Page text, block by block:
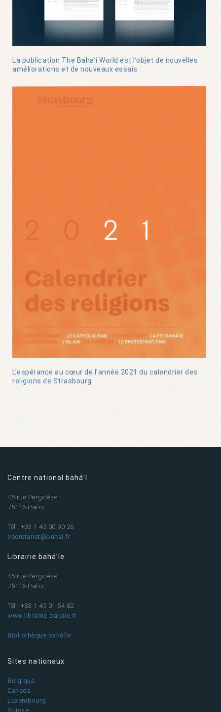
La publication The Baha’i World est l’objet de nouvelles
améliorations et de nouveaux essais
L’espérance au cœur de l’année 2021 du calendrier des
religions de Strasbourg
Centre national bahá’í
45 rue Pergolèse
75116 Paris
Tél : +33 1 45 00 90 26
secretariat@bahai.fr
Librairie bahá’íe
45 rue Pergolèse
75116 Paris
Tél : +33 1 45 01 54 82
www.librairie-bahaie.fr
Bibliothèque bahá’íe
Sites nationaux
Belgique
Canada
Luxembourg
Suisse